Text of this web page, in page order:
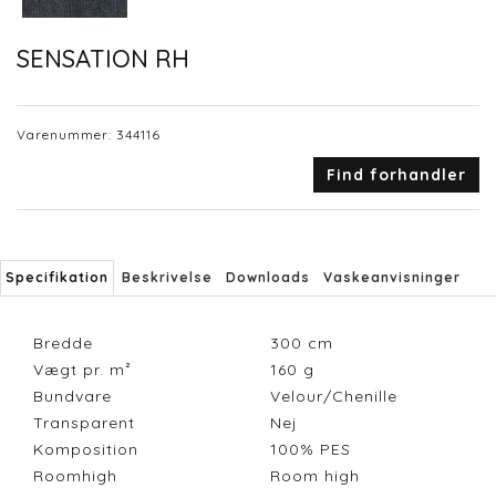
SENSATION RH
Varenummer: 344116
Find forhandler
Specifikation Beskrivelse Downloads Vaskeanvisninger
Bredde 300 cm
Vægt pr. m²
160 g
Bundvare
Velour/Chenille
Transparent
Nej
Komposition
100% PES
Roomhigh
Room high